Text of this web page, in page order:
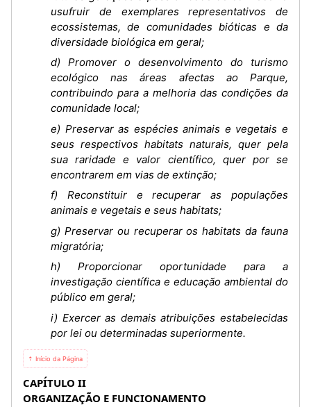
usufruir de exemplares representativos de
ecossistemas, de comunidades bióticas e da
diversidade biológica em geral;
d) Promover o desenvolvimento do turismo
ecológico nas áreas afectas ao Parque,
contribuindo para a melhoria das condições da
comunidade local;
e) Preservar as espécies animais e vegetais e
seus respectivos habitats naturais, quer pela
sua raridade e valor científico, quer por se
encontrarem em vias de extinção;
f) Reconstituir e recuperar as populações
animais e vegetais e seus habitats;
g) Preservar ou recuperar os habitats da fauna
migratória;
h) Proporcionar oportunidade para a
investigação científica e educação ambiental do
público em geral;
i) Exercer as demais atribuições estabelecidas
por lei ou determinadas superiormente.
⇡ Início da Página
CAPÍTULO II
ORGANIZAÇÃO E FUNCIONAMENTO